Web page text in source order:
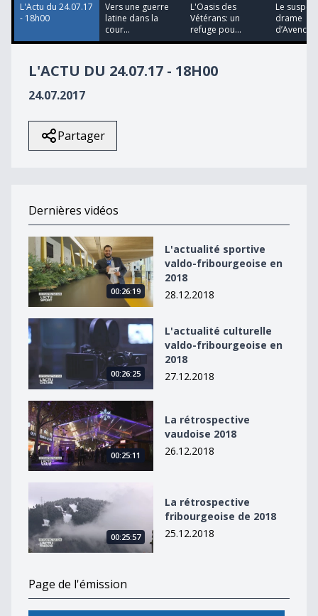
L'Actu du 24.07.17
- 18h00
Vers une guerre
latine dans la
cour...
L'Oasis des
Vétérans: un
refuge pou...
Le
drame
L'ACTU DU 24.07.17 - 18H00
24.07.2017
Partager
Dernières vidéos
L&#039;actualité sportive valdo-fribourgeoise en 2018
00:26:19
L'actualité sportive
valdo-fribourgeoise en
2018
28.12.2018
L&#039;actualité culturelle valdo-fribourgeoise en
00:26:25
L'actualité culturelle
valdo-fribourgeoise en
2018
27.12.2018
La rétrospective vaudoise 2018
00:25:11
La rétrospective
vaudoise 2018
26.12.2018
00:25:57
La rétrospective
fribourgeoise de 2018
25.12.2018
Page de l'émission